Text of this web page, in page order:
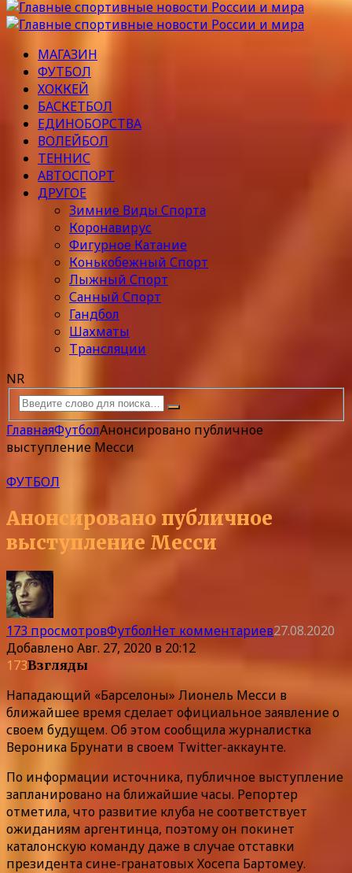
МАГАЗИН
ФУТБОЛ
ХОККЕЙ
БАСКЕТБОЛ
ЕДИНОБОРСТВА
ВОЛЕЙБОЛ
ТЕННИС
АВТОСПОРТ
ДРУГОЕ
Зимние Виды Спорта
Коронавирус
Фигурное Катание
Конькобежный Спорт
Лыжный Спорт
Санный Спорт
Гандбол
Шахматы
Трансляции
NR
ГлавнаяФутболАнонсировано публичное
выступление Месси
ФУТБОЛ
Анонсировано публичное
выступление Месси
173 просмотровФутболНет комментариев27.08.2020
ДобавленоАвг. 27, 2020 в 20:12
173Взгляды
Нападающий «Барселоны» Лионель Месси в
ближайшее время сделает официальное заявление о
своем будущем. Об этом сообщила журналистка
Вероника Брунати в своем Twitter-аккаунте.
По информации источника, публичное выступление
запланировано на ближайшие часы. Репортер
отметила, что развитие клуба не соответствует
ожиданиям аргентинца, поэтому он покинет
каталонскую команду даже в случае отставки
президента сине-гранатовых Хосепа Бартомеу.